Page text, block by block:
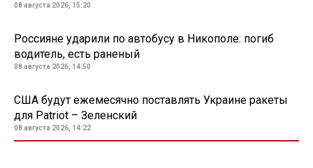
08 августа 2026, 15:20
Россияне ударили по автобусу в Никополе: погиб
водитель, есть раненый
08 августа 2026, 14:50
США будут ежемесячно поставлять Украине ракеты
для Patriot – Зеленский
08 августа 2026, 14:22